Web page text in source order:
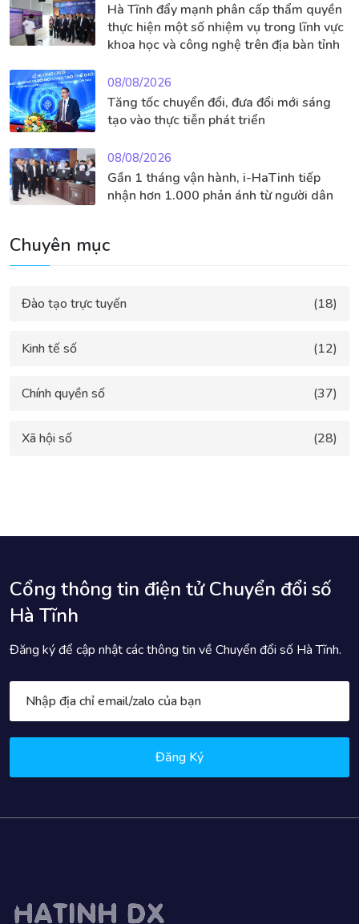
Hà Tĩnh đẩy mạnh phân cấp thẩm quyền
thực hiện một số nhiệm vụ trong lĩnh vực
khoa học và công nghệ trên địa bàn tỉnh
08/08/2026
Tăng tốc chuyển đổi, đưa đổi mới sáng
tạo vào thực tiễn phát triển
08/08/2026
Gần 1 tháng vận hành, i-HaTinh tiếp
nhận hơn 1.000 phản ánh từ người dân
Chuyên mục
Đào tạo trực tuyến (18)
Kinh tế số (12)
Chính quyền số (37)
Xã hội số (28)
Cổng thông tin điện tử Chuyển đổi số
Hà Tĩnh
Đăng ký để cập nhật các thông tin về Chuyển đổi số Hà Tĩnh.
Đăng Ký